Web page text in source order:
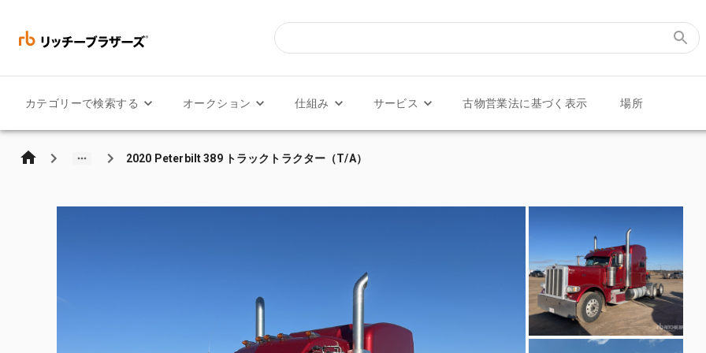
カテゴリーで検索する オークション 仕組み サービス 古物営業法に基づく表示 場所
2020 Peterbilt 389 トラックトラクター（T/A）